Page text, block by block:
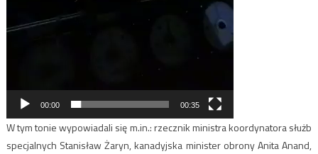
00:00 00:35
W tym tonie wypowiadali się m.in.: rzecznik ministra koordynatora służb
specjalnych Stanisław Żaryn, kanadyjska minister obrony Anita Anand,